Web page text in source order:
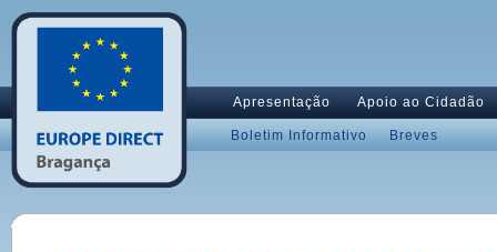
Apresentação Apoio ao Cidadão
Boletim Informativo Breves